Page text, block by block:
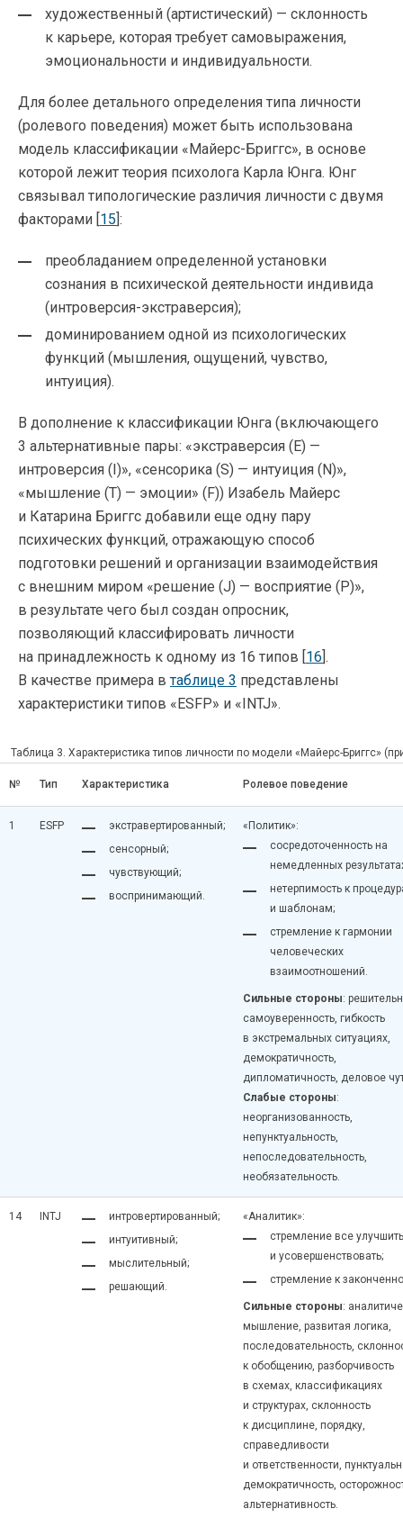
художественный (артистический) — склонность
к карьере, которая требует самовыражения,
эмоциональности и индивидуальности.
Для более детального определения типа личности
(ролевого поведения) может быть использована
модель классификации «Майерс-Бриггс», в основе
которой лежит теория психолога Карла Юнга. Юнг
связывал типологические различия личности с двумя
факторами [ 15 ]:
преобладанием определенной установки
сознания в психической деятельности индивида
(интроверсия-экстраверсия);
доминированием одной из психологических
функций (мышления, ощущений, чувство,
интуиция).
В дополнение к классификации Юнга (включающего
3 альтернативные пары: «экстраверсия (E) —
интроверсия (I)», «сенсорика (S) — интуиция (N)»,
«мышление (T) — эмоции» (F)) Изабель Майерс
и Катарина Бриггс добавили еще одну пару
психических функций, отражающую способ
подготовки решений и организации взаимодействия
с внешним миром «решение (J) — восприятие (P)»,
в результате чего был создан опросник,
позволяющий классифировать личности
на принадлежность к одному из 16 типов [ 16 ].
В качестве примера втаблице 3 представлены
характеристики типов «ESFP» и «INTJ».
Таблица 3. Характеристика типов личности по модели «Майерс-Бриггс»
№ Тип Характеристика Ролевое поведение
1 ESFP
экстравертированный;
сенсорный;
чувствующий;
воспринимающий.
«Политик»:
сосредоточенность на
немедленных
нетерпимость к
и шаблонам;
стремление к гармонии
человеческих
взаимоотношений.
Сильные стороны:
самоуверенность, гибкость
в экстремальных ситуациях,
демократичность,
дипломатичность, деловое
Слабые стороны:
неорганизованность,
непунктуальность,
непоследовательность,
необязательность.
14 INTJ
интровертированный;
интуитивный;
мыслительный;
решающий.
«Аналитик»:
стремление все улучшить
и усовершенствовать;
стремление к
Сильные стороны:
мышление, развитая логика,
последовательность,
к обобщению, разборчивость
в схемах, классификациях
и структурах, склонность
к дисциплине, порядку,
справедливости
и ответственности,
демократичность,
альтернативность.